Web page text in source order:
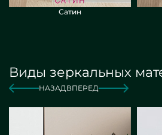
Сатин
Виды зеркальных
НАЗАДВПЕРЕД